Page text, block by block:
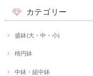
カテゴリー
盛鉢(大・中・小)
楕円鉢
中鉢・組中鉢